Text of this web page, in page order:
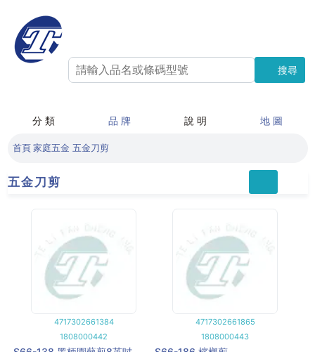
搜尋
搜尋
分 類 品 牌 說 明 地 圖
首頁 家庭五金 五金刀剪
五金刀剪
4717302661384
1808000442
4717302661865
1808000443